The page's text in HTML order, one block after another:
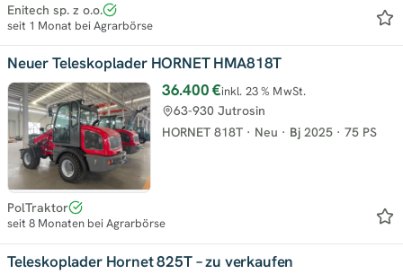
Enitech sp. z o.o.
seit 1 Monat bei Agrarbörse
Neuer Teleskoplader HORNET HMA818T
36.400 €inkl. 23 % MwSt.
HORNET 818T · Neu · Bj 2025 ·75 PS
63-930 Jutrosin
PolTraktor
seit 8 Monaten bei Agrarbörse
Teleskoplader Hornet 825T – zu verkaufen